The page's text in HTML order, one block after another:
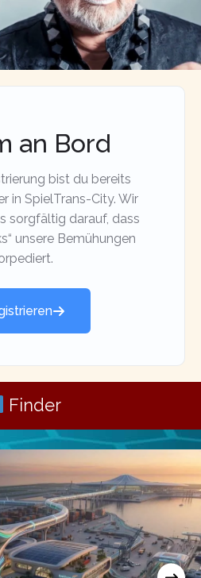
an Bord
bist du bereits
in SpielTrans-City. Wir
sorgfältig darauf, dass
unsere Bemühungen
Finder